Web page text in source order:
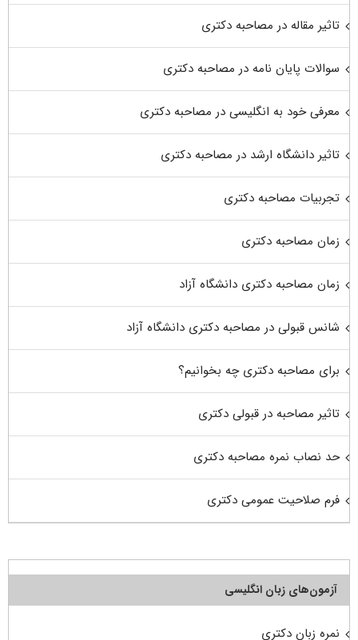
تاثیر مقاله در مصاحبه دکتری
سوالات پایان نامه در مصاحبه دکتری
معرفی خود به انگلیسی در مصاحبه دکتری
تاثیر دانشگاه ارشد در مصاحبه دکتری
تجربیات مصاحبه دکتری
زمان مصاحبه دکتری
زمان مصاحبه دکتری دانشگاه آزاد
شانس قبولی در مصاحبه دکتری دانشگاه آزاد
برای مصاحبه دکتری چه بخوانیم؟
تاثیر مصاحبه در قبولی دکتری
حد نصاب نمره مصاحبه دکتری
فرم صلاحیت عمومی دکتری
آزمون‌های زبان انگلیسی
نمره زبان دکتری